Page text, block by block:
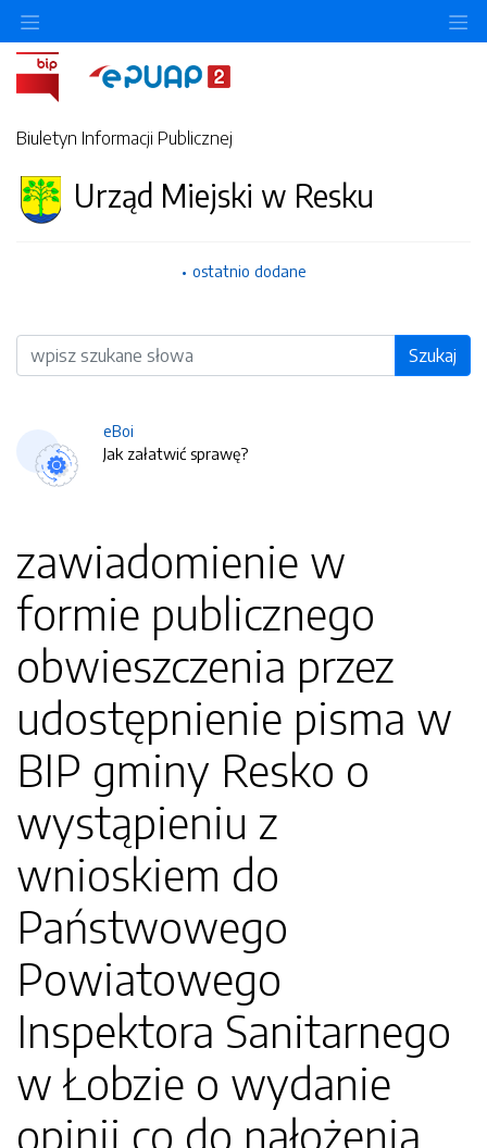
Biuletyn Informacji Publicznej
Urząd Miejski w Resku
ostatnio dodane
Wyszukiwarka Szukaj
eBoi
Jak załatwić sprawę?
zawiadomienie w
formie publicznego
obwieszczenia przez
udostępnienie pisma w
BIP gminy Resko o
wystąpieniu z
wnioskiem do
Państwowego
Powiatowego
Inspektora Sanitarnego
w Łobzie o wydanie
opinii co do nałożenia